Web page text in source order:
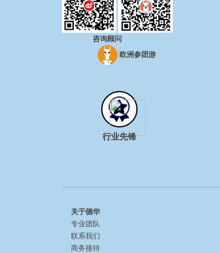
咨询顾问
欧洲参团游
行业先锋
关于德华
专业团队
联系我们
商务接待